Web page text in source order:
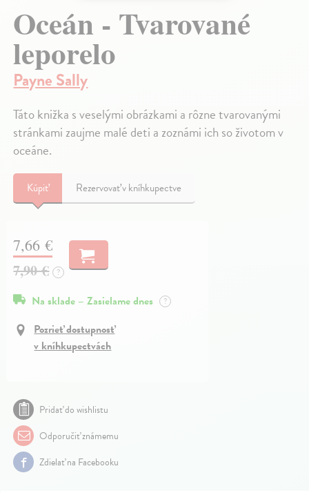
Oceán - Tvarované
leporelo
Payne Sally
Táto knižka s veselými obrázkami a rôzne tvarovanými
stránkami zaujme malé deti a zoznámi ich so životom v
oceáne.
Kúpiť Rezervovať v kníhkupectve
7,66 €
7,90 € ?
Na sklade – Zasielame dnes ?
Pozrieť dostupnosť
v kníhkupectvách
Pridať do wishlistu
Odporučiť známemu
Zdielať na Facebooku